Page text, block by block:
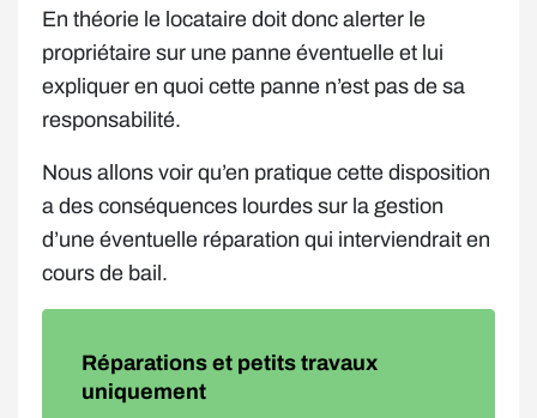
En théorie le locataire doit donc alerter le
propriétaire sur une panne éventuelle et lui
expliquer en quoi cette panne n’est pas de sa
responsabilité.
Nous allons voir qu’en pratique cette disposition
a des conséquences lourdes sur la gestion
d’une éventuelle réparation qui interviendrait en
cours de bail.
Réparations et petits travaux
uniquement